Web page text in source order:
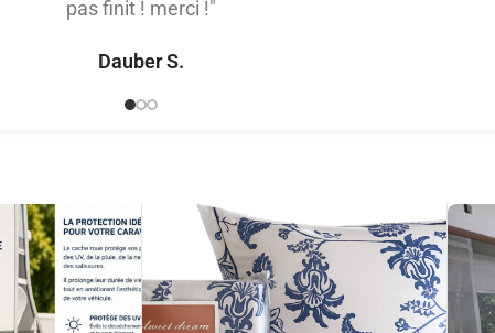
pas finit ! merci !"
Dauber S.